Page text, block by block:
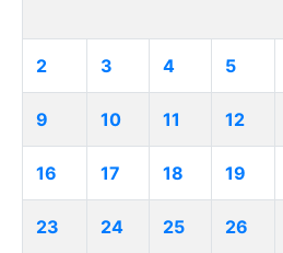
2 3 4 5
9 10 11 12
16 17 18 19
23 24 25 26